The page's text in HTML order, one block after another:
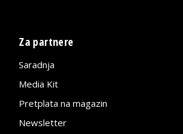
Za partnere
Saradnja
Media Kit
Pretplata na magazin
Newsletter